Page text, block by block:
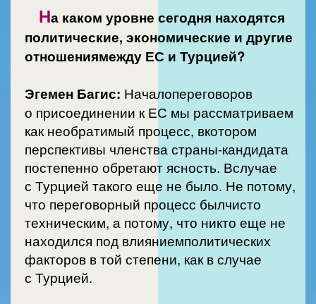
На каком уровне сегодня находятся
политические, экономические и другие
отношениямежду ЕС и Турцией?
Эгемен Багис: Началопереговоров
о присоединении к ЕС мы рассматриваем
как необратимый процесс, вкотором
перспективы членства страны-кандидата
постепенно обретают ясность. Вслучае
с Турцией такого еще не было. Не потому,
что переговорный процесс былчисто
техническим, а потому, что никто еще не
находился под влияниемполитических
факторов в той степени, как в случае
с Турцией.